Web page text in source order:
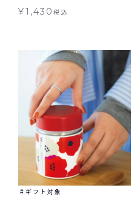
ギフト対象
¥1,430税込
ギフト対象